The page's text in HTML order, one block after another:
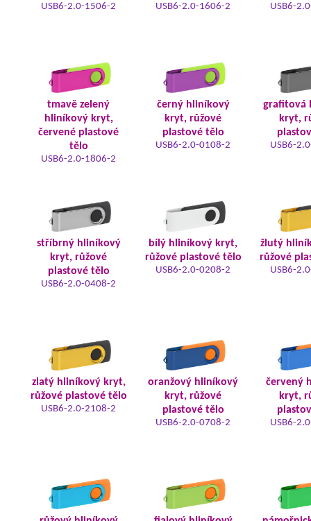
USB6-2.0-1506-2 USB6-2.0-1606-2 USB6-
tmavě zelený
hliníkový kryt,
červené plastové
tělo
USB6-2.0-1806-2
černý hliníkový
kryt, růžové
plastové tělo
USB6-2.0-0108-2
grafitová
kryt,
USB6-
stříbrný hliníkový
kryt, růžové
plastové tělo
USB6-2.0-0408-2
bílý hliníkový kryt,
růžové plastové tělo
USB6-2.0-0208-2
žlutý
růžové
USB6-
zlatý hliníkový kryt,
růžové plastové tělo
USB6-2.0-2108-2
oranžový hliníkový
kryt, růžové
plastové tělo
USB6-2.0-0708-2
červený
kryt,
USB6-